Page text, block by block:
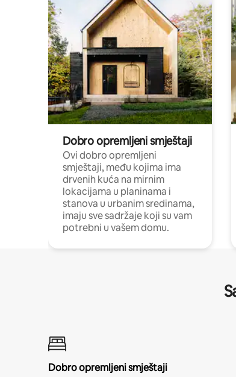
Dobro opremljeni smještaji
Ovi dobro opremljeni
smještaji, među kojima ima
drvenih kuća na mirnim
lokacijama u planinama i
stanova u urbanim sredinama,
imaju sve sadržaje koji su vam
potrebni u vašem domu.
Dobro opremljeni smještaji